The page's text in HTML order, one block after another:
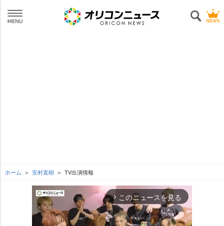
ホーム 安村直樹 TV出演情報
arrow_forward_ios このニュースを見る